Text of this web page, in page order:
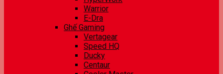
Warrior
E-Dra
Ghế Gaming
Vertagear
Speed HQ
Ducky
Centaur